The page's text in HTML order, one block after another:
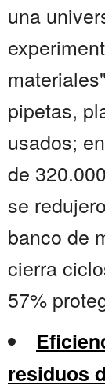
una
pipetas,
usados;
de
se
banco de
cierra
57%
residuos